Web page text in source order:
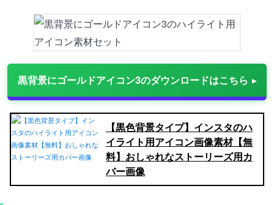
黒背景にゴールドアイコン3のダウンロードはこちら
【黒色背景タイプ】インスタのハ
イライト用アイコン画像素材【無
料】おしゃれなストーリーズ用カ
バー画像